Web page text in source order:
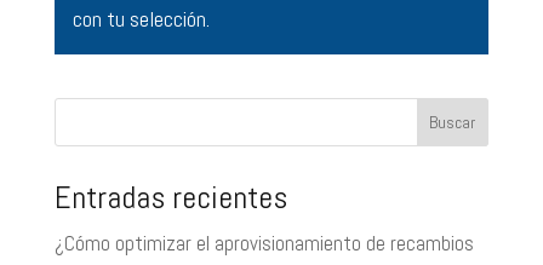
con tu selección.
Buscar
Entradas recientes
¿Cómo optimizar el aprovisionamiento de recambios